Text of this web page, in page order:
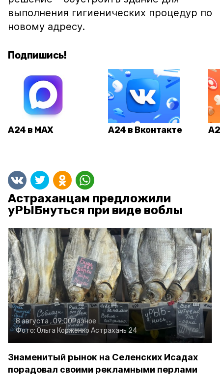
выполнения гигиенических процедур по
новому адресу.
Подпишись!
А24 в MAX А24 в Вконтакте
Астраханцам предложили
уРЫБнуться при виде воблы
8 августа , 09:00Разное
Фото: Ольга Корженко Астрахань 24
Знаменитый рынок на Селенских Исадах
порадовал своими рекламными перлами